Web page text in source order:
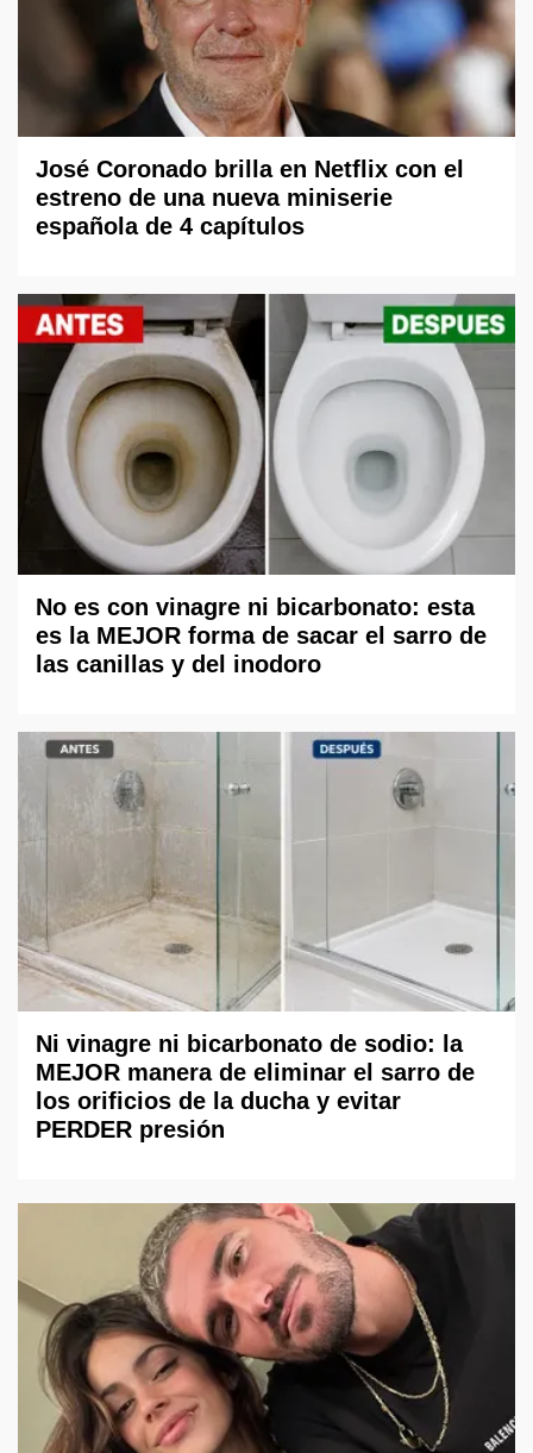
José Coronado brilla en Netflix con el
estreno de una nueva miniserie
española de 4 capítulos
No es con vinagre ni bicarbonato: esta
es la MEJOR forma de sacar el sarro de
las canillas y del inodoro
Ni vinagre ni bicarbonato de sodio: la
MEJOR manera de eliminar el sarro de
los orificios de la ducha y evitar
PERDER presión